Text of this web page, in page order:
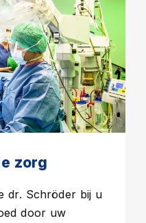
zorg
dr. Schröder bij u
door uw